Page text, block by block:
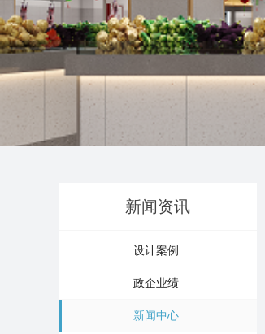
设计案例
政企业绩
新闻中心
新闻资讯